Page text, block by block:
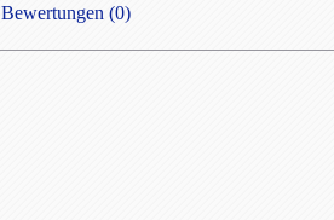
Bewertungen (0)